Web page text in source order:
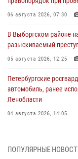
06 августа 2026, 07:30
В Выборгском районе
разыскиваемый
05 августа 2026, 12:25
Петербургские
автомобиль, ранее
Ленобласти
04 августа 2026, 14:05
также оказали
ПОПУЛЯРНЫЕ